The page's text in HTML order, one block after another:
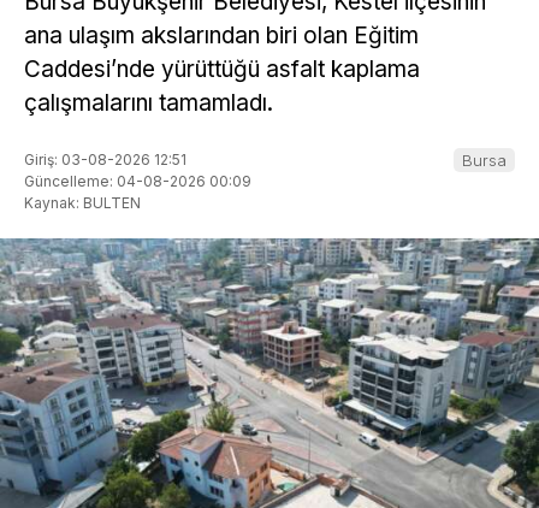
ana ulaşım akslarından biri olan Eğitim
Caddesi’nde yürüttüğü asfalt kaplama
çalışmalarını tamamladı.
Giriş: 03-08-2026 12:51
Güncelleme: 04-08-2026 00:09
Kaynak: BULTEN
Bursa